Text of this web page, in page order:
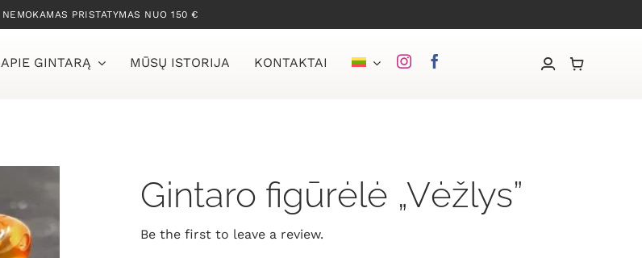
NEMOKAMAS PRISTATYMAS NUO 150 €
APIE GINTARĄ MŪSŲ ISTORIJA KONTAKTAI
Gintaro figūrėlė „Vėžlys”
Be the first to leave a review.